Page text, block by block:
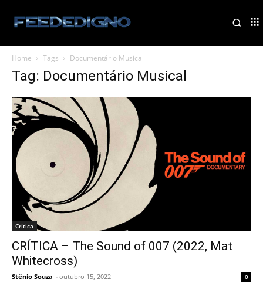
Home Tags Documentário Musical
Tag: Documentário Musical
Crítica
CRÍTICA – The Sound of 007 (2022, Mat
Whitecross)
Stênio Souza - outubro 15, 2022 0